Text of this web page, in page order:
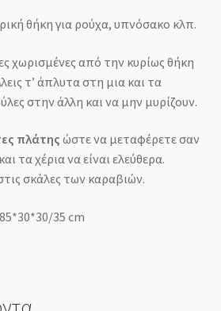
θήκη για ρούχα, υπνόσακο κλπ.
χωρισμένες από την κυρίως θήκη
τ’ άπλυτα στη μια και τα
στην άλλη και να μην μυρίζουν.
πλάτηςώστε να μεταφέρετε σαν
τα χέρια να είναι ελεύθερα.
σκάλες των καραβιών.
35 cm